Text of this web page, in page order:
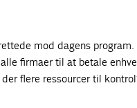
mod dagens
firmaer til at betale
flere ressourcer til